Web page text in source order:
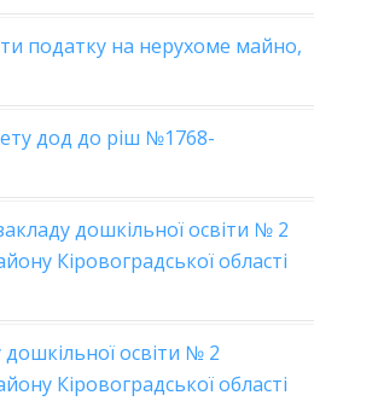
податку на нерухоме майно,
дод до ріш №1768-
дошкільної освіти № 2
Кіровоградської області
освіти № 2
Кіровоградської області